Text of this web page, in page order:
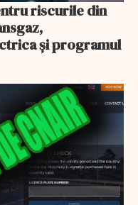
riscurile din
și programul